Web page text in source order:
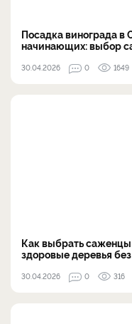
Посадка винограда в
начинающих: выбор
30.04.2026 0 1649
Как выбрать
здоровые деревья
30.04.2026 0 316